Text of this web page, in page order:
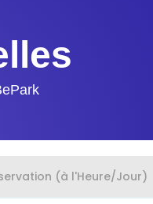
(à l'Heure/Jour)